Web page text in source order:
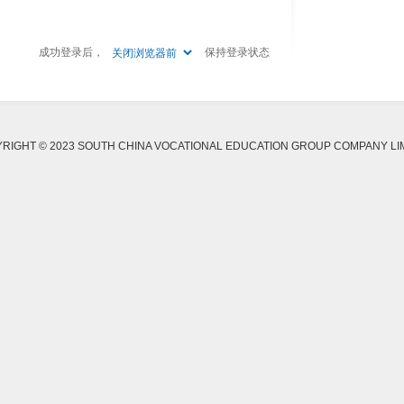
成功登录后， 保持登录状态
© 2023 SOUTH CHINA VOCATIONAL EDUCATION GROUP COMPANY